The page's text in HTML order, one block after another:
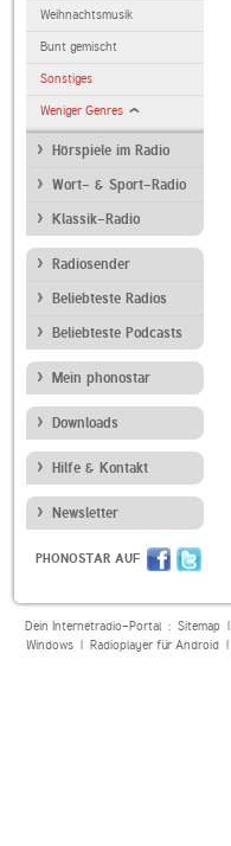
Weihnachtsmusik
Bunt gemischt
Sonstiges
Weniger Genres
Hörspiele im Radio
Wort- & Sport-Radio
Klassik-Radio
Radiosender
Beliebteste Radios
Beliebteste Podcasts
Mein phonostar
Downloads
Hilfe & Kontakt
Newsletter
PHONOSTAR AUF
Dein Internetradio-Portal : Sitemap|
Windows| Radioplayer für Android|